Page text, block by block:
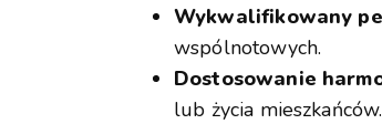
Wykwalifikowany
wspólnotowych.
Dostosowanie
lub życia mieszkańców.